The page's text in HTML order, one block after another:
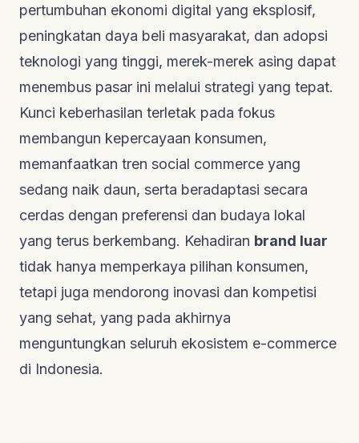
pertumbuhan ekonomi digital yang eksplosif,
peningkatan daya beli masyarakat, dan adopsi
teknologi yang tinggi, merek-merek asing dapat
menembus pasar ini melalui strategi yang tepat.
Kunci keberhasilan terletak pada fokus
membangun kepercayaan konsumen,
memanfaatkan tren social commerce yang
sedang naik daun, serta beradaptasi secara
cerdas dengan preferensi dan budaya lokal
yang terus berkembang. Kehadiran brand luar
tidak hanya memperkaya pilihan konsumen,
tetapi juga mendorong inovasi dan kompetisi
yang sehat, yang pada akhirnya
menguntungkan seluruh ekosistem e-commerce
di Indonesia.